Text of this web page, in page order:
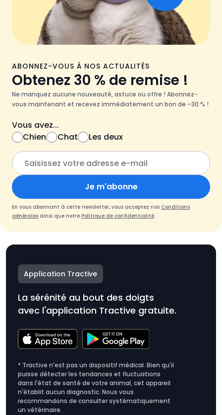
ABONNEZ-VOUS À NOS ACTUALITÉS
Obtenez 30 % de remise !
Ne manquez aucune nouveauté, astuce ou offre ! Abonnez-
vous maintenant et recevez immédiatement un bon de –30 % !
Vous avez...
Chien
Chat Les deux
Je m'abonne
En vous abonnant à cette newsletter, vous acceptez nos Conditions
générales ainsi que notre Politique de confidentialité.
Application Tractive
La sérénité au bout des doigts
avec l'application Tractive gratuite.
* Tractive n'est pas un dispositif médical. Bien qu'il
puisse détecter les tendances et fluctuations
dans l'état de santé de votre animal, cet appareil
n'établit aucun diagnostic. Nous vous
recommandons de consulter systématiquement
un vétérinaire.